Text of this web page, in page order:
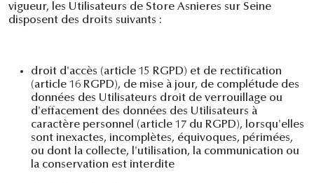
vigueur, les Utilisateurs de Store Asnieres sur Seine
disposent des droits suivants :
droit d'accès (article 15 RGPD) et de rectification
(article 16 RGPD), de mise à jour, de complétude des
données des Utilisateurs droit de verrouillage ou
d'effacement des données des Utilisateurs à
caractère personnel (article 17 du RGPD), lorsqu'elles
sont inexactes, incomplètes, équivoques, périmées,
ou dont la collecte, l'utilisation, la communication ou
la conservation est interdite